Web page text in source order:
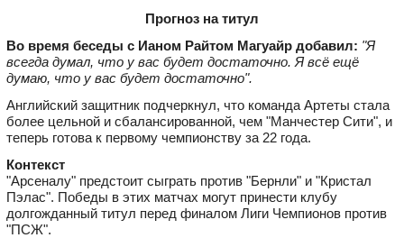
Прогноз на титул
Во время беседы с Ианом Райтом Магуайр добавил: "Я
всегда думал, что у вас будет достаточно. Я всё ещё
думаю, что у вас будет достаточно".
Английский защитник подчеркнул, что команда Артеты стала
более цельной и сбалансированной, чем "Манчестер Сити", и
теперь готова к первому чемпионству за 22 года.
Контекст
"Арсеналу" предстоит сыграть против "Бернли" и "Кристал
Пэлас". Победы в этих матчах могут принести клубу
долгожданный титул перед финалом Лиги Чемпионов против
"ПСЖ".